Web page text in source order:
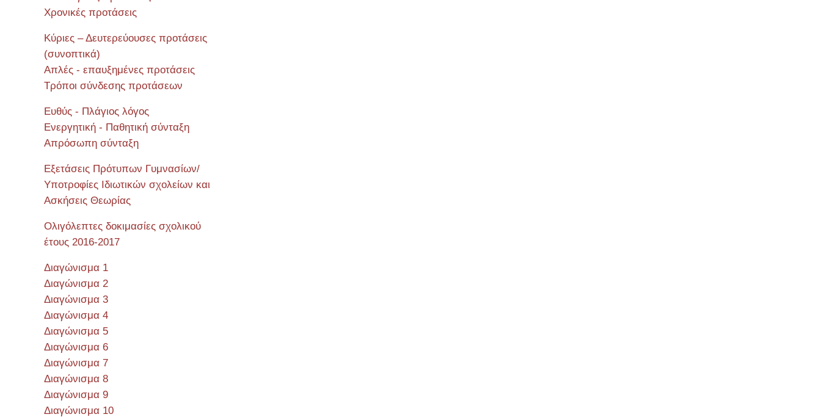
Χρονικές προτάσεις
Κύριες – Δευτερεύουσες προτάσεις
(συνοπτικά)
Απλές - επαυξημένες προτάσεις
Τρόποι σύνδεσης προτάσεων
Ευθύς - Πλάγιος λόγος
Ενεργητική - Παθητική σύνταξη
Απρόσωπη σύνταξη
Εξετάσεις Πρότυπων Γυμνασίων/
Υποτροφίες Ιδιωτικών σχολείων και
Ασκήσεις Θεωρίας
Ολιγόλεπτες δοκιμασίες σχολικού
έτους 2016-2017
Διαγώνισμα 1
Διαγώνισμα 2
Διαγώνισμα 3
Διαγώνισμα 4
Διαγώνισμα 5
Διαγώνισμα 6
Διαγώνισμα 7
Διαγώνισμα 8
Διαγώνισμα 9
Διαγώνισμα 10